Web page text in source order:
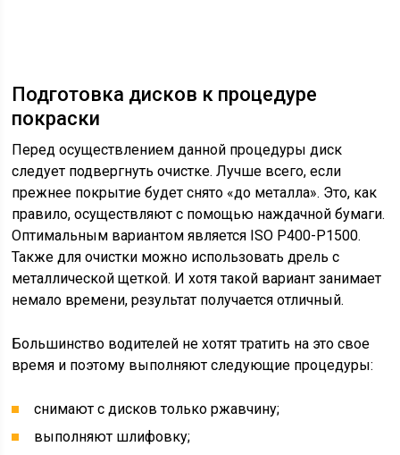
Подготовка дисков к процедуре
покраски
Перед осуществлением данной процедуры диск
следует подвергнуть очистке. Лучше всего, если
прежнее покрытие будет снято «до металла». Это, как
правило, осуществляют с помощью наждачной бумаги.
Оптимальным вариантом является ISO P400-P1500.
Также для очистки можно использовать дрель с
металлической щеткой. И хотя такой вариант занимает
немало времени, результат получается отличный.
Большинство водителей не хотят тратить на это свое
время и поэтому выполняют следующие процедуры:
снимают с дисков только ржавчину;
выполняют шлифовку;